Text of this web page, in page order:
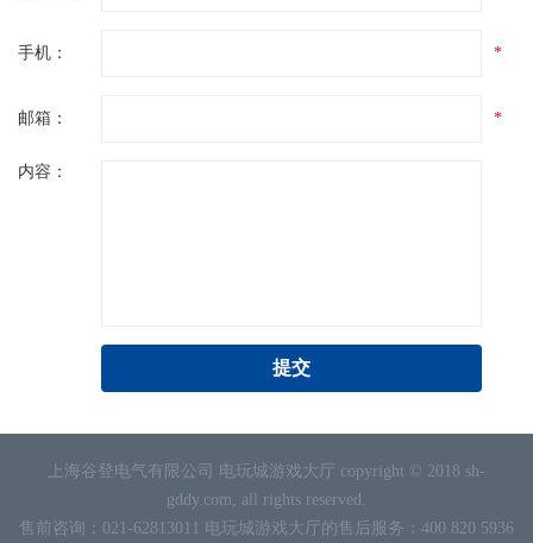
手机： *
邮箱： *
内容：
上海谷登电气有限公司 电玩城游戏大厅 copyright © 2018 sh-
gddy.com, all rights reserved.
售前咨询：021-62813011 电玩城游戏大厅的售后服务：400 820 5936